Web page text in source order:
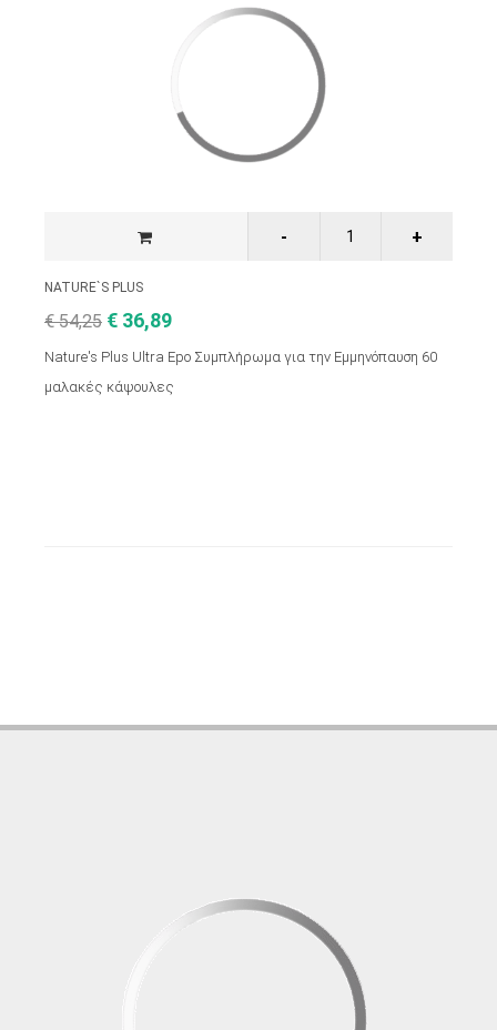
NATURE`S PLUS
€ 54,25 € 36,89
Nature's Plus Ultra Epo Συμπλήρωμα για την Εμμηνόπαυση 60
μαλακές κάψουλες